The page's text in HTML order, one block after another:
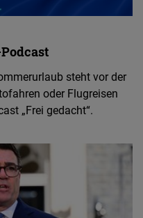
steht vor der
oder Flugreisen
„Frei gedacht“.